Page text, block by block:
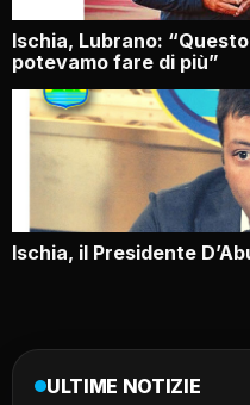
Ischia, Lubrano:
potevamo fare di più”
Ischia, il Presidente
ULTIME NOTIZIE